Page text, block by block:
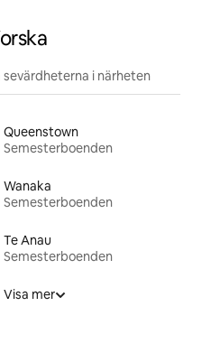
sevärdheterna i närheten
Queenstown
Semesterboenden
Wanaka
Semesterboenden
Te Anau
Semesterboenden
Visa mer